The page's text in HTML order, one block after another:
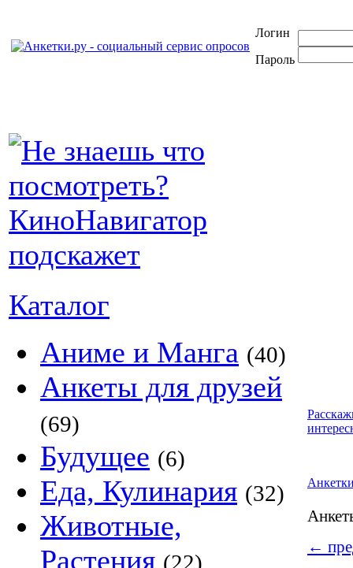
Логин
Пароль
Каталог
Аниме и Манга (40)
Анкеты для друзей
(69)
Будущее (6)
Еда, Кулинария (32)
Животные,
Растения (22)
←